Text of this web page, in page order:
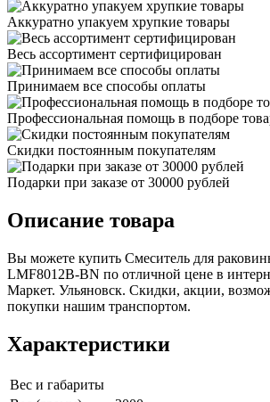
Аккуратно упакуем хрупкие товары
Весь ассортимент сертифицирован
Принимаем все способы оплаты
Профессиональная помощь в подборе
Скидки постоянным покупателям
Подарки при заказе от 30000 рублей
Описание товара
Вы можете купить Смеситель для
LMF8012B-BN по отличной цене в
Маркет. Ульяновск. Скидки, акции,
покупки нашим транспортом.
Характеристики
Вес и габариты